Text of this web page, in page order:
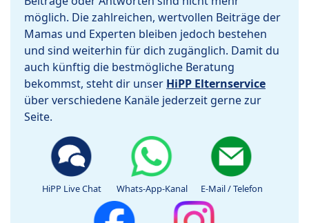
möglich. Die zahlreichen, wertvollen Beiträge der
Mamas und Experten bleiben jedoch bestehen
und sind weiterhin für dich zugänglich. Damit du
auch künftig die bestmögliche Beratung
bekommst, steht dir unser HiPP Elternservice
über verschiedene Kanäle jederzeit gerne zur
Seite.
HiPP Live Chat Whats-App-Kanal E-Mail / Telefon